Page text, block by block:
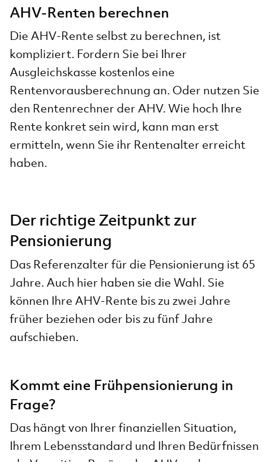
AHV-Renten berechnen
Die AHV-Rente selbst zu berechnen, ist
kompliziert. Fordern Sie bei Ihrer
Ausgleichskasse kostenlos eine
Rentenvorausberechnung an. Oder nutzen Sie
den Rentenrechner der AHV. Wie hoch Ihre
Rente konkret sein wird, kann man erst
ermitteln, wenn Sie ihr Rentenalter erreicht
haben.
Der richtige Zeitpunkt zur
Pensionierung
Das Referenzalter für die Pensionierung ist 65
Jahre. Auch hier haben sie die Wahl. Sie
können Ihre AHV-Rente bis zu zwei Jahre
früher beziehen oder bis zu fünf Jahre
aufschieben.
Kommt eine Frühpensionierung in
Frage?
Das hängt von Ihrer finanziellen Situation,
Ihrem Lebensstandard und Ihren Bedürfnissen